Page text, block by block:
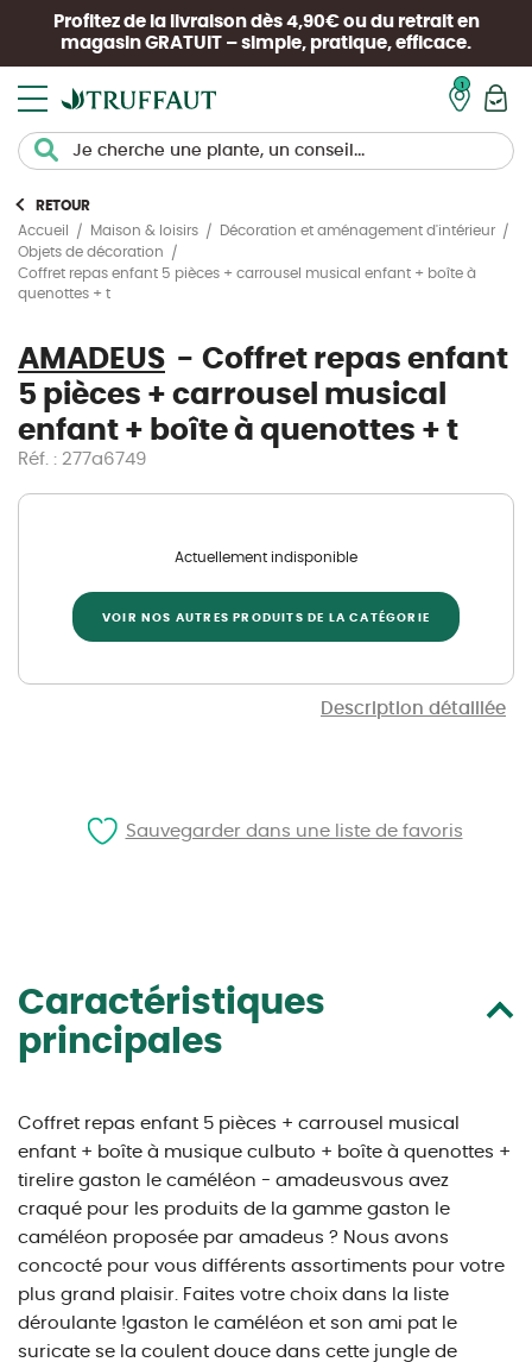
Profitez de la livraison dès 4,90€ ou du retrait en
magasin GRATUIT – simple, pratique, efficace.
RETOUR
Accueil
Maison & loisirs
Décoration et aménagement d'intérieur
Objets de décoration
Coffret repas enfant 5 pièces + carrousel musical enfant + boîte à
quenottes + t
AMADEUS
Coffret repas enfant
5 pièces + carrousel musical
enfant + boîte à quenottes + t
Réf. : 277a6749
Description détaillée
Actuellement indisponible
VOIR NOS AUTRES PRODUITS DE LA CATÉGORIE
Caractéristiques
principales
Coffret repas enfant 5 pièces + carrousel musical
enfant + boîte à musique culbuto + boîte à quenottes +
tirelire gaston le caméléon - amadeusvous avez
craqué pour les produits de la gamme gaston le
caméléon proposée par amadeus ? Nous avons
concocté pour vous différents assortiments pour votre
plus grand plaisir. Faites votre choix dans la liste
déroulante !gaston le caméléon et son ami pat le
suricate se la coulent douce dans cette jungle de
Sauvegarder dans une liste de favoris